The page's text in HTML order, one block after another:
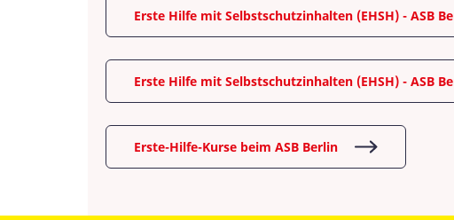
Erste Hilfe mit Selbstschutzinhalten (EHSH) - ASB
Erste Hilfe mit Selbstschutzinhalten (EHSH) - ASB
Erste-Hilfe-Kurse beim ASB Berlin